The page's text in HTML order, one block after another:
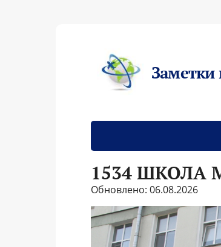
Заметки
1534 ШКОЛА
Обновлено: 06.08.2026